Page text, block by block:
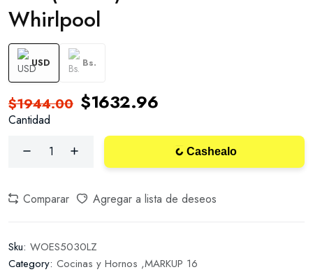
Whirlpool
USD Bs.
$1944.00 $1632.96
Cantidad
Cashealo
Comparar Agregar a lista de deseos
Sku: WOES5030LZ
Category: Cocinas y Hornos ,MARKUP 16